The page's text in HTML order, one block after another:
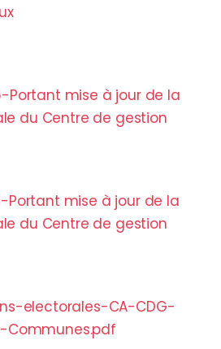
Portant mise à jour de la
du Centre de gestion
Portant mise à jour de la
du Centre de gestion
electorales-CA-CDG-
Communes.pdf